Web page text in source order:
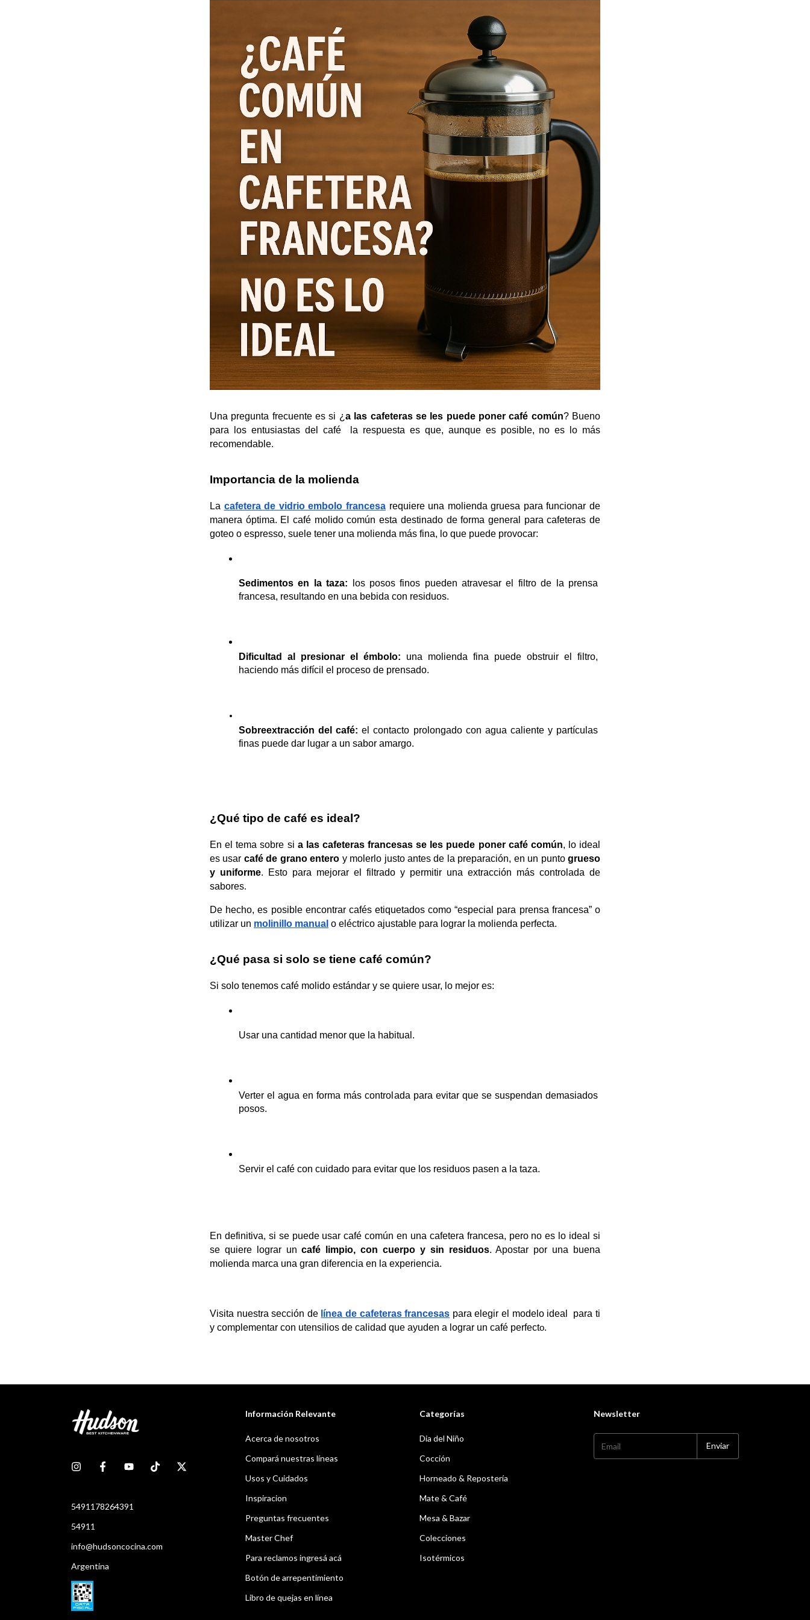
Una pregunta frecuente es si ¿ a las cafeteras se les puede poner café común? Bueno
para los entusiastas del café  la respuesta es que, aunque es posible, no es lo más
recomendable.
Importancia de la molienda
La cafetera de vidrio embolo francesa requiere una molienda gruesa para funcionar de
manera óptima. El café molido común esta destinado de forma general para cafeteras de
goteo o espresso, suele tener una molienda más fina, lo que puede provocar:
Sedimentos en la taza: los posos finos pueden atravesar el filtro de la prensa
francesa, resultando en una bebida con residuos.
Dificultad al presionar el émbolo: una molienda fina puede obstruir el filtro,
haciendo más difícil el proceso de prensado.
Sobreextracción del café: el contacto prolongado con agua caliente y partículas
finas puede dar lugar a un sabor amargo.
¿Qué tipo de café es ideal?
En el tema sobre si a las cafeteras francesas se les puede poner café común, lo ideal
es usar café de grano entero y molerlo justo antes de la preparación, en un punto grueso
y uniforme. Esto para mejorar el filtrado y permitir una extracción más controlada de
sabores.
De hecho, es posible encontrar cafés etiquetados como “especial para prensa francesa” o
utilizar un molinillo manual o eléctrico ajustable para lograr la molienda perfecta.
¿Qué pasa si solo se tiene café común?
Si solo tenemos café molido estándar y se quiere usar, lo mejor es:
Usar una cantidad menor que la habitual.
Verter el agua en forma más controlada para evitar que se suspendan demasiados
posos.
Servir el café con cuidado para evitar que los residuos pasen a la taza.
En definitiva, si se puede usar café común en una cafetera francesa, pero no es lo ideal si
se quiere lograr un café limpio, con cuerpo y sin residuos. Apostar por una buena
molienda marca una gran diferencia en la experiencia.
Visita nuestra sección de línea de cafeteras francesas para elegir el modelo ideal  para ti
y complementar con utensilios de calidad que ayuden a lograr un café perfecto.
5491178264391
54911
info@hudsoncocina.com
Argentina
Información Relevante
Acerca de nosotros
Compará nuestras líneas
Usos y Cuidados
Inspiracion
Preguntas frecuentes
Master Chef
Para reclamos ingresá acá
Botón de arrepentimiento
Libro de quejas en línea
Categorías
Dia del Niño
Cocción
Horneado & Repostería
Mate & Café
Mesa & Bazar
Colecciones
Isotérmicos
Newsletter